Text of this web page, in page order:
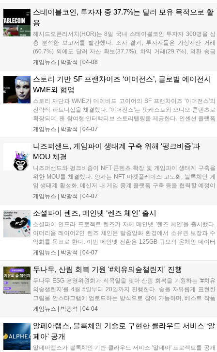
능성도 시험할 예정이다....
스테이블코인, 투자자 중 37.7%는 달러 보유 목적으로 활
용
해시드오픈리서치(HOR)는 8일 국내 스테이블코인 투자자 300명을 심
층 분석한 보고서를 발간했다. 조사 결과, 투자자들은 가상자산 거래
(60.7%) 외에도 달러 자산 확보(37.7%), 차익 거래(29.7%), 외환 송금
등 다양한 목적으로 스테이블코인을 활용하는 것으로 나타났다. 스테이
초반 남성이 주축을 이뤘다....
게임뉴스 | 박광석 | 04-08
스토리 기반 SF 프랜차이즈 ‘이머전스’, 글로벌 에이전시
WME와 협업
스토리 재단과 WME가 데이비드 고이어의 SF 프랜차이즈 '이머전스'의
전략적 파트너십을 체결했다. '이머전스'는 팟캐스트와 오디오 콘텐츠로
확장되며, 팬 참여형 인터랙티브 스토리텔링을 제공한다. 인센션 플랫폼
은 AI, 블록체인 기술을 활용해 팬과 창작자 간 협업을 지원하며, WME는
명 이상의 사용자를 확보하고, AI 스토리텔링 도구를 통해 12만 건 이상
의 공동 창작 세션을 진행했다....
게임뉴스 | 박광석 | 04-07
니즈퍼샌드, 게임파이 생태계 구축 위해 ‘펑크비즘’과
MOU 체결
니즈퍼샌드와 펑크비즘이 NFT 콘텐츠 확장 및 게임파이 생태계 구축을
위한 MOU를 체결했다. 양사는 NFT 마켓플레이스 고도화, 블록체인 게
임 생태계 활성화, 메신저 내 게임 중계 플랫폼 구축 등을 협력할 예정이
다. 펑크비즘은 새로운 NFT 프로젝트 '펑키 소사이어티'를 출시하여 K-
용한 T2E 게임 '토마콩즈'를 론칭했다....
게임뉴스 | 박광석 | 04-07
소셜파이 렌즈, 메인넷 ‘렌즈 체인’ 출시
소셜파이 인프라 프로젝트 렌즈가 자체 메인넷 '렌즈 체인'을 출시했다.
이더리움 레이어2인 렌즈 체인은 탈중앙화 환경에서 소유권 보장과 수
익화를 목표로 한다. 이번 메인넷 전환은 125GB 규모의 온체인 데이터
이전이 포함되었으며, 65만 개 이상의 이용자 프로필, 2800만 건의 소셜
어베일의 데이터 가용성을 활용해 대규모 소셜 데이터를 안정적으로 기
게임뉴스 | 박광석 | 04-07
두나무, 산림 회복 기원 '#치유의숲챌린지' 진행
두나무 ESG 경영위원회가 식목일을 맞아 산림 회복을 기원하는 '#치유
의숲챌린지'를 4월 5일부터 20일까지 진행한다. 숲을 자유롭게 표현한
그림을 인스타그램에 업로드하는 방식으로 참여 가능하며, 베스트 작품
100명에게는 시드볼트 NFT 리미티드 에디션 등을 증정한다. 챌린지 참
다....
게임뉴스 | 박광석 | 04-04
알페아랩스, 블록체인 기술로 구현한 클라우드 서비스 ‘알
페아' 공개
알페아랩스가 블록체인 기반 클라우드 서비스 '알페아' 프로젝트를 공개